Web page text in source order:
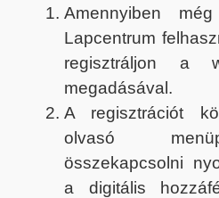
Amennyiben
Lapcentrum
regisztráljon a
megadásával.
A regisztrációt
olvasó
összekapcsolni
a digitális